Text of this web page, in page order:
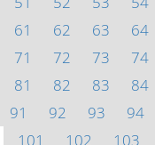
61
62 63 64
71
72 73 74
81
82 83 84
91
92 93 94
101
102 103